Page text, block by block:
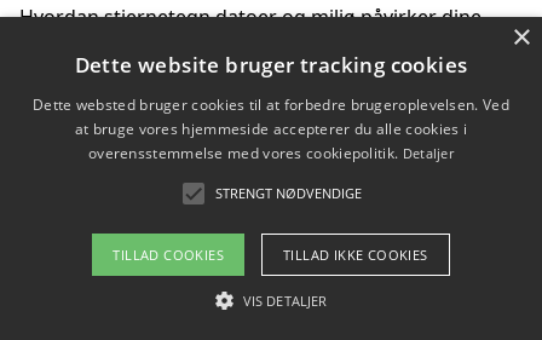
Hvordan stjernetegn datoer og miljø påvirker dine
Bæredygtige gadgets til en grønnere hverdag
Om / kontakt
Blog Betingelser
×
Dette website bruger tracking cookies
Dette websted bruger cookies til at forbedre brugeroplevelsen. Ved
at bruge vores hjemmeside accepterer du alle cookies i
overensstemmelse med vores cookiepolitik. Detaljer
STRENGT NØDVENDIGE
TILLAD COOKIES TILLAD IKKE COOKIES
VIS DETALJER